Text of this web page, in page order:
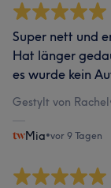
Super nett und
Hat länger
es wurde kein
Gestylt von Rachel
Mia•vor 9 Tagen